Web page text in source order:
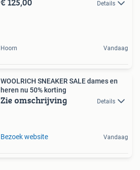
Details
Hoorn Vandaag
WOOLRICH SNEAKER SALE dames en
heren nu 50% korting
Zie omschrijving Details
Bezoek website Vandaag